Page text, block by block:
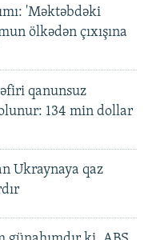
'Məktəbdəki
ölkədən çıxışına
qanunsuz
134 min dollar
Ukraynaya qaz